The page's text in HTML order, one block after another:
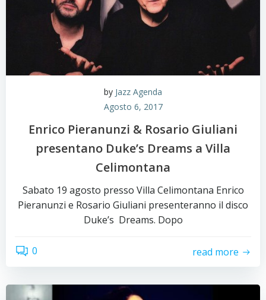
by Jazz Agenda
Agosto 6, 2017
Enrico Pieranunzi & Rosario Giuliani
presentano Duke’s Dreams a Villa
Celimontana
Sabato 19 agosto presso Villa Celimontana Enrico
Pieranunzi e Rosario Giuliani presenteranno il disco
Duke’s Dreams. Dopo
0 read more